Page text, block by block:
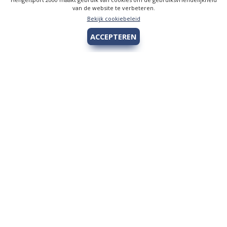
van de website te verbeteren.
Bekijk cookiebeleid
ACCEPTEREN